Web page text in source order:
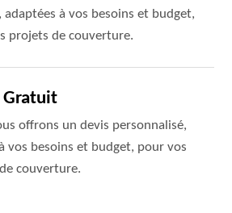
adaptées à vos besoins et budget,
projets de couverture.
Gratuit
offrons un devis personnalisé,
vos besoins et budget, pour vos
couverture.